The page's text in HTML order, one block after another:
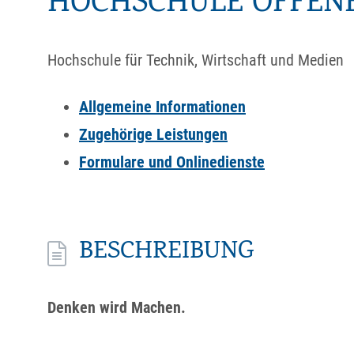
Hochschule für Technik, Wirtschaft und Medien
Allgemeine Informationen
Zugehörige Leistungen
Formulare und Onlinedienste
BESCHREIBUNG
Denken wird Machen.